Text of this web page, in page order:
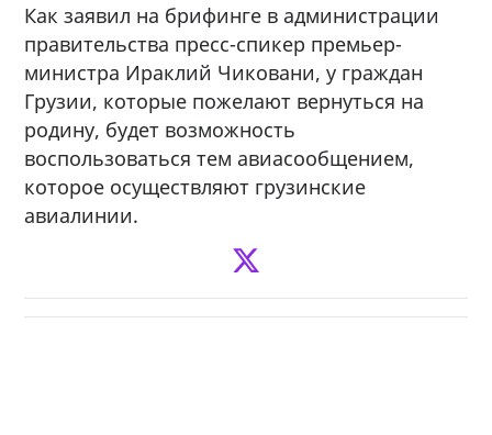
Как заявил на брифинге в администрации
правительства пресс-спикер премьер-
министра Ираклий Чиковани, у граждан
Грузии, которые пожелают вернуться на
родину, будет возможность
воспользоваться тем авиасообщением,
которое осуществляют грузинские
авиалинии.